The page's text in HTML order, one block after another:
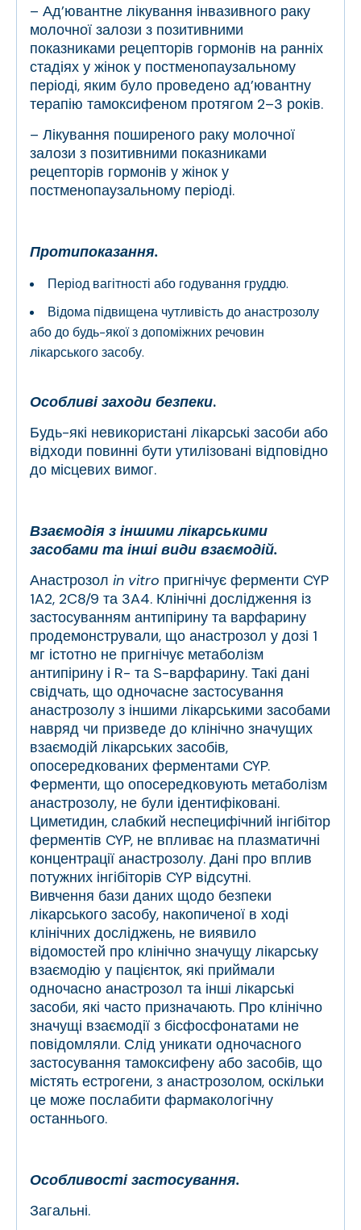
– Ад’ювантне лікування інвазивного раку
молочної залози з позитивними
показниками рецепторів гормонів на ранніх
стадіях у жінок у постменопаузальному
періоді, яким було проведено ад’ювантну
терапію тамоксифеном протягом 2–3 років.
– Лікування поширеного раку молочної
залози з позитивними показниками
рецепторів гормонів у жінок у
постменопаузальному періоді.
Протипоказання.
Період вагітності або годування груддю.
Відома підвищена чутливість до анастрозолу
або до будь-якої з допоміжних речовин
лікарського засобу.
Особливі заходи безпеки.
Будь-які невикористані лікарські засоби або
відходи повинні бути утилізовані відповідно
до місцевих вимог.
Взаємодія з іншими лікарськими
засобами та інші види взаємодій.
Анастрозол in vitro пригнічує ферменти CYP
1A2, 2C8/9 та 3A4. Клінічні дослідження із
застосуванням антипірину та варфарину
продемонстрували, що анастрозол у дозі 1
мг істотно не пригнічує метаболізм
антипірину і R- та S-варфарину. Такі дані
свідчать, що одночасне застосування
анастрозолу з іншими лікарськими засобами
навряд чи призведе до клінічно значущих
взаємодій лікарських засобів,
опосередкованих ферментами CYP.
Ферменти, що опосередковують метаболізм
анастрозолу, не були ідентифіковані.
Циметидин, слабкий неспецифічний інгібітор
ферментів CYP, не впливає на плазматичні
концентрації анастрозолу. Дані про вплив
потужних інгібіторів CYP відсутні.
Вивчення бази даних щодо безпеки
лікарського засобу, накопиченої в ході
клінічних досліджень, не виявило
відомостей про клінічно значущу лікарську
взаємодію у пацієнток, які приймали
одночасно анастрозол та інші лікарські
засоби, які часто призначають. Про клінічно
значущі взаємодії з бісфосфонатами не
повідомляли. Слід уникати одночасного
застосування тамоксифену або засобів, що
містять естрогени, з анастрозолом, оскільки
це може послабити фармакологічну
останнього.
Особливості застосування.
Загальні.